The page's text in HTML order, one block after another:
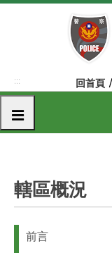
跳
容
塊
::: 回首頁
選單
轄區概況
前言